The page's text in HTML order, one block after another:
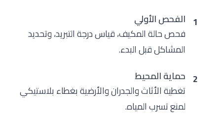
1 الفحص الأولي
فحص حالة المكيف، قياس درجة التبريد، وتحديد
المشاكل قبل البدء.
2 حماية المحيط
تغطية الأثاث والجدران والأرضية بغطاء بلاستيكي
لمنع تسرب المياه.